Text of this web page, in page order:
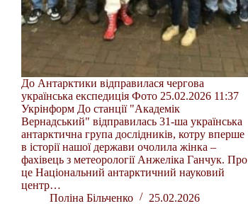
До Антарктики відправилася чергова
українська експедиція Фото 25.02.2026 11:37
Укрінформ До станції "Академік
Вернадський" відправилась 31-ша українська
антарктична група дослідників, котру вперше
в історії нашої держави очолила жінка –
фахівець з метеорології Анжеліка Ганчук. Про
це Національний антарктичний науковий
центр…
Поліна Більченко
25.02.2026